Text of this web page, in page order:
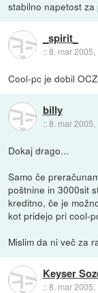
stabilno napetost
_spirit_
::8. mar 2005,
Cool-pc je dobil
billy
::8. mar 2005,
Dokaj drago...
Samo če
poštnine in 3000sit
kreditno, če je
kot pridejo pri cool-
Mislim da ni več za
Keyser
::8. mar 2005,